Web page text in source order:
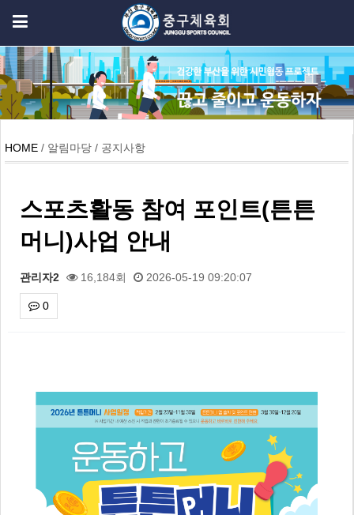
HOME / 알림마당 / 공지사항
스포츠활동 참여 포인트(튼튼
머니)사업 안내
관리자2 16,184회 2026-05-19 09:20:07
0